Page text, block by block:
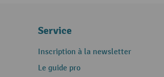
Service
Inscription à la newsletter
Le guide pro